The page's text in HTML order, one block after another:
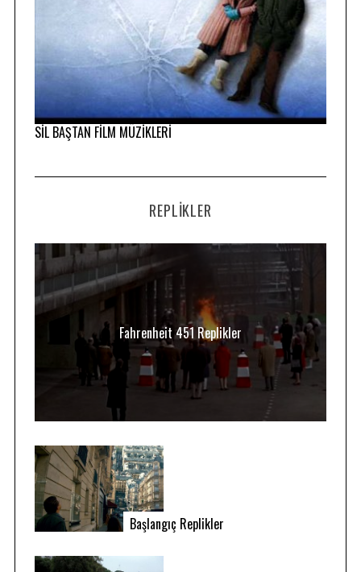
SİL BAŞTAN FİLM MÜZİKLERİ
REPLIKLER
Fahrenheit 451 Replikler
Başlangıç Replikler